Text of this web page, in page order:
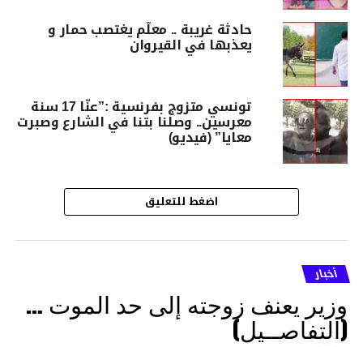
حادثة غريبة .. معلّم يغتصب حمار و
يعذبها في القيروان
تونسي متزوج بفرنسية :”عنّا 17 سنة
معرسين.. وصلنا بتنا في الشارع وصبرت
معايا” (فيديو)
اضغط للتعليق
أخبار
وزير يعنف زوجته إلى حد الموت …
(التفاصــيل)